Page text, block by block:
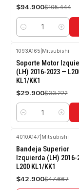
$94.900$105.444
Cantidad
-10%
OFF
1093A165 Mitsubishi
Soporte Motor
(LH) 2016-2023 —
KL1/KK1
$29.900$33.222
Cantidad
-10%
OFF
Agotado
4010A147 Mitsubishi
Bandeja Superior
Izquierda (LH) 2016-
L200 KL1/KK1
$42.900$47.667